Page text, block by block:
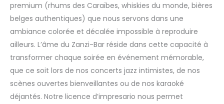
premium (rhums des Caraïbes, whiskies du monde, bières
belges authentiques) que nous servons dans une
ambiance colorée et décalée impossible à reproduire
ailleurs. L’âme du Zanzi-Bar réside dans cette capacité à
transformer chaque soirée en événement mémorable,
que ce soit lors de nos concerts jazz intimistes, de nos
scènes ouvertes bienveillantes ou de nos karaoké
déjantés. Notre licence d’impresario nous permet